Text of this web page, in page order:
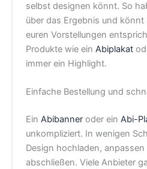
selbst designen könnt. So
über das Ergebnis und
euren Vorstellungen
Produkte wie ein Abiplakat
immer ein Highlight.
Einfache Bestellung und
Ein Abibanner oder ein Abi-
unkompliziert. In wenigen
Design hochladen,
abschließen. Viele Anbieter